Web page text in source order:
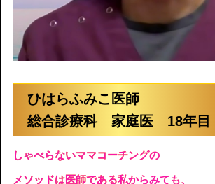
ひはらふみこ医師
総合診療科 家庭医 18年目
しゃべらないママコーチングの
メソッドは医師である私からみても、